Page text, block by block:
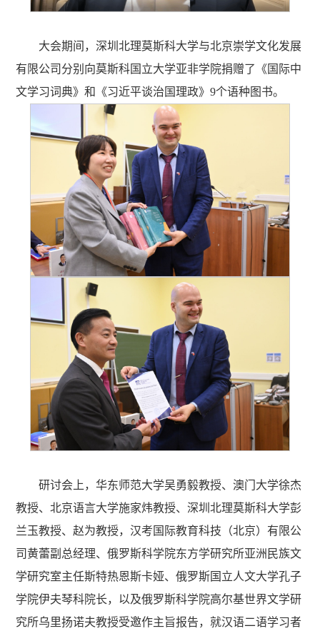
大会期间，深圳北理莫斯科大学与北京崇学文化发展
有限公司分别向莫斯科国立大学亚非学院捐赠了《国际中
文学习词典》和《习近平谈治国理政》9个语种图书。
研讨会上，华东师范大学吴勇毅教授、澳门大学徐杰
教授、北京语言大学施家炜教授、深圳北理莫斯科大学彭
兰玉教授、赵为教授，汉考国际教育科技（北京）有限公
司黄蕾副总经理、俄罗斯科学院东方学研究所亚洲民族文
学研究室主任斯特热恩斯卡娅、俄罗斯国立人文大学孔子
学院伊夫琴科院长，以及俄罗斯科学院高尔基世界文学研
究所乌里扬诺夫教授受邀作主旨报告，就汉语二语学习者